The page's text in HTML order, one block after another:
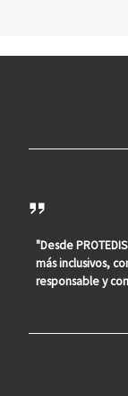
"Desde
más inclusivos,
responsable y